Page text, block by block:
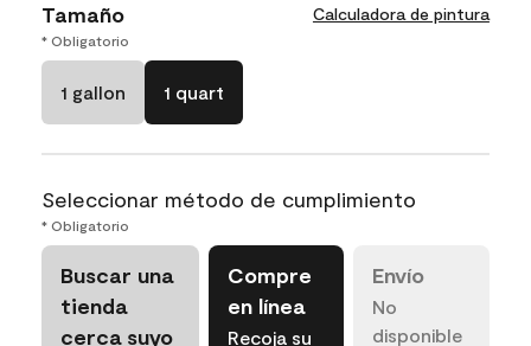
Tamaño Calculadora de pintura
* Obligatorio
1 gallon 1 quart
Seleccionar método de cumplimiento
* Obligatorio
Buscar una
tienda
cerca suyo
Compre
en línea
Recoja su
Envío
No
disponible